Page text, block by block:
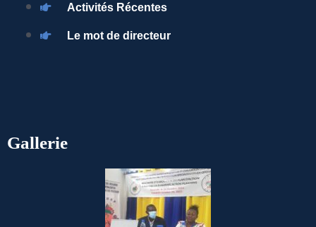
Activités Récentes
Le mot de directeur
Gallerie